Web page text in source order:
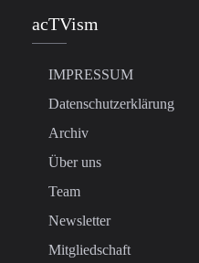
acTVism
IMPRESSUM
Datenschutzerklärung
Archiv
Über uns
Team
Newsletter
Mitgliedschaft